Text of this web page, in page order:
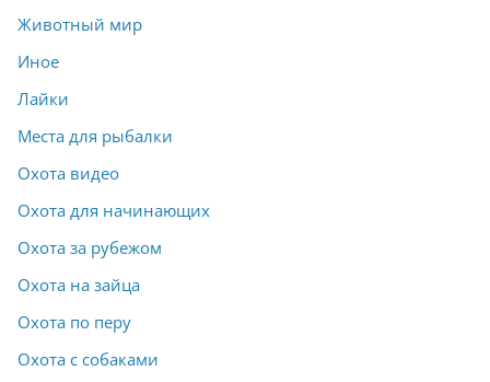
Животный мир
Иное
Лайки
Места для рыбалки
Охота видео
Охота для начинающих
Охота за рубежом
Охота на зайца
Охота по перу
Охота с собаками